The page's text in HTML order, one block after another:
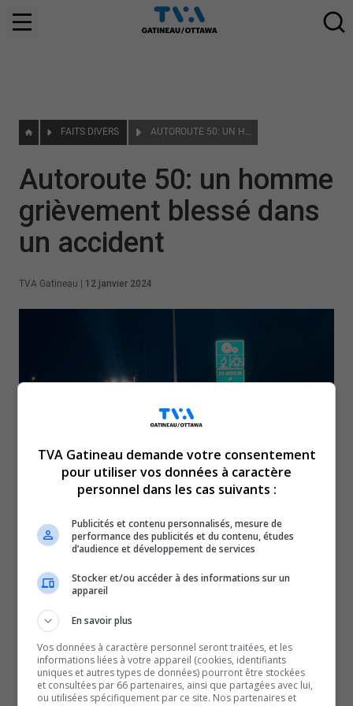
FAITS DIVERS AUTOROUTE 50: UN HOMME GRIÈVEMENT BLESSÉ DANS UN ACCIDENT
Autoroute 50: un homme
grièvement blessé dans
un accident
TVA Gatineau 12 janvier 2024
Un homme de 29 ans a été grièvement blessé après
un accident sur l’autoroute 50, jeudi.
L’embardée est survenue vers 21h15 jeudi en direction
est de l’autoroute 50, à la hauteur du boulevard Maloney.
Selon la Sûreté du Québec, le conducteur, qui était seul à
bord, a perdu le contrôle de sa voiture pour une raison
qui demeure inconnue pour l’instant.
TVA Gatineau demande votre consentement
pour utiliser vos données à caractère
personnel dans les cas suivants :
Publicités et contenu personnalisés, mesure de
performance des publicités et du contenu, études
d’audience et développement de services
Stocker et/ou accéder à des informations sur un
appareil
En savoir plus
Vos données à caractère personnel seront traitées, et les
informations liées à votre appareil (cookies, identifiants
uniques et autres types de données) pourront être stockées
et consultées par 66 partenaires, ainsi que partagées avec lui,
ou utilisées spécifiquement par ce site. Nos partenaires et